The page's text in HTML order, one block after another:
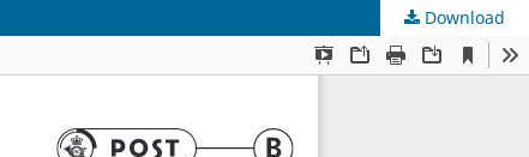
Download